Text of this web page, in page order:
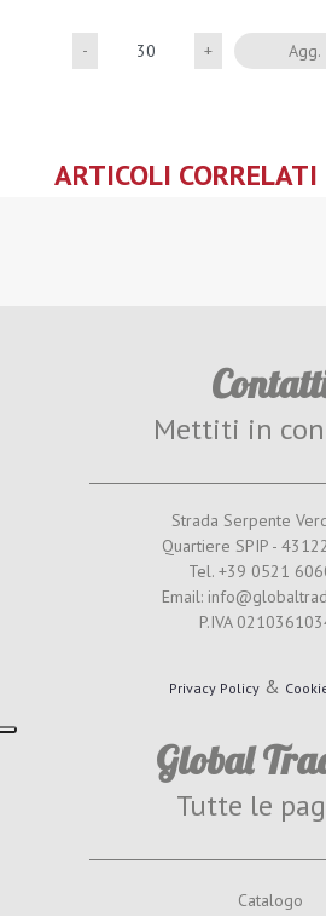
Quantità
ARTICOLI CORRELATI
Mettiti in
Strada Serpente
Quartiere SPIP -
Tel. +39 0521
Email:
P.IVA
Privacy Policy&
Global
Tutte le
Catalogo